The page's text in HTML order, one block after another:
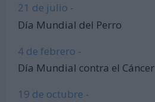
21 de julio -
Día Mundial del Perro
4 de febrero -
Día Mundial contra el Cáncer
19 de octubre -